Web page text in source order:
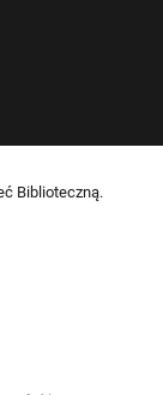
Biblioteczną.